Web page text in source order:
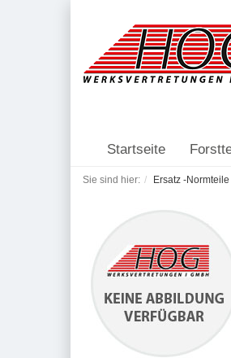
Startseite
Sie sind hier: Ersatz -